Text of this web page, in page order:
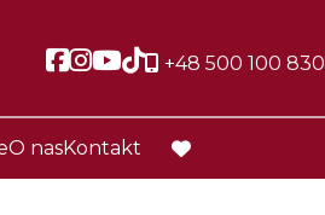
Social link
Social link
Social link
Social link
+48 500 100 830
O nasKontakt
favorite